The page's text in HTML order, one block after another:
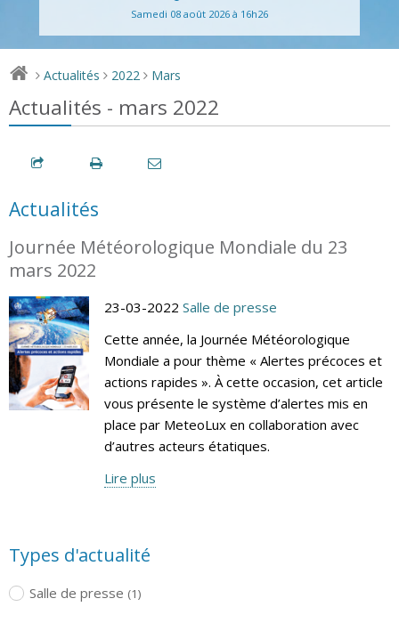
Samedi 08 août 2026 à 16h26
> Actualités > 2022 > Mars
Actualités - mars 2022
Actualités
Journée Météorologique Mondiale du 23
mars 2022
23-03-2022 Salle de presse
Cette année, la Journée Météorologique
Mondiale a pour thème « Alertes précoces et
actions rapides ». À cette occasion, cet article
vous présente le système d’alertes mis en
place par MeteoLux en collaboration avec
d’autres acteurs étatiques.
Lire plus
Types d'actualité
Salle de presse (1)